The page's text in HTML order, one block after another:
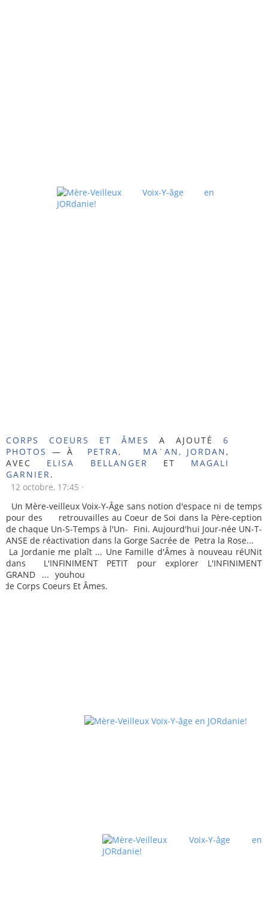
CORPS COEURS ET ÂMES A AJOUTÉ6
PHOTOS
— À PETRA, MA`AN, JORDAN,
AVEC ELISA BELLANGER ET MAGALI
GARNIER.
12 octobre, 17:45 ·
Un Mère-veilleux Voix-Y-Âge sans notion d'espace ni de temps
pour des retrouvailles au Coeur de Soi dans la Père-ception
de chaque Un-S-Temps à l'Un- Fini. Aujourd'hui Jour-née UN-T-
ANSE de réactivation dans la Gorge Sacrée de Petra la Rose...
La Jordanie me plaît ... Une Famille d'Âmes à nouveau réUNit
dans L'INFINIMENT PETIT pour explorer L'INFINIMENT
GRAND ... youhou